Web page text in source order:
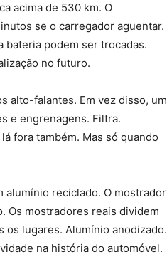
acima de 530 km. O
se o carregador aguentar.
bateria podem ser trocadas.
no futuro.
alto-falantes. Em vez disso, um
e engrenagens. Filtra.
fora também. Mas só quando
alumínio reciclado. O mostrador
Os mostradores reais dividem
os lugares. Alumínio anodizado.
na história do automóvel.